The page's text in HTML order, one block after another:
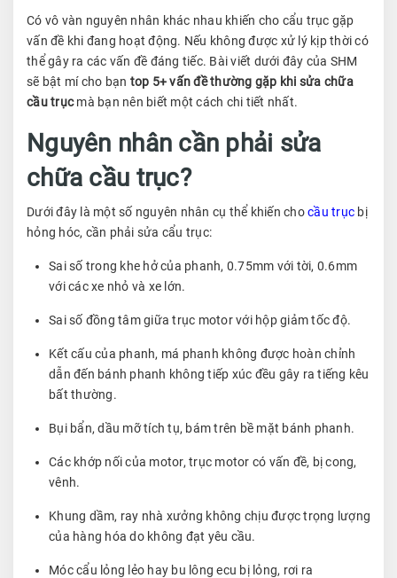
Có vô vàn nguyên nhân khác nhau khiến cho cẩu trục gặp
vấn đề khi đang hoạt động. Nếu không được xử lý kịp thời có
thể gây ra các vấn đề đáng tiếc. Bài viết dưới đây của SHM
sẽ bật mí cho bạn top 5+ vấn đề thường gặp khi sửa chữa
cầu trụcmà bạn nên biết một cách chi tiết nhất.
Nguyên nhân cần phải sửa
chữa cầu trục?
Dưới đây là một số nguyên nhân cụ thể khiến chocầu trục bị
hỏng hóc, cần phải sửa cẩu trục:
Sai số trong khe hở của phanh, 0.75mm với tời, 0.6mm
với các xe nhỏ và xe lớn.
Sai số đồng tâm giữa trục motor với hộp giảm tốc độ.
Kết cấu của phanh, má phanh không được hoàn chỉnh
dẫn đến bánh phanh không tiếp xúc đều gây ra tiếng kêu
bất thường.
Bụi bẩn, dầu mỡ tích tụ, bám trên bề mặt bánh phanh.
Các khớp nối của motor, trục motor có vấn đề, bị cong,
vênh.
Khung dầm, ray nhà xưởng không chịu được trọng lượng
của hàng hóa do không đạt yêu cầu.
Móc cẩu lỏng lẻo hay bu lông ecu bị lỏng, rơi ra